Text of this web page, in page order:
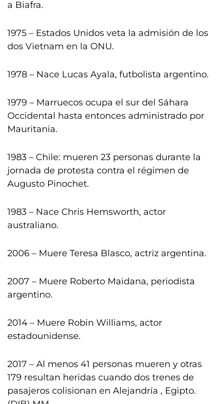
a Biafra.
1975 – Estados Unidos veta la admisión de los
dos Vietnam en la ONU.
1978 – Nace Lucas Ayala, futbolista argentino.
1979 – Marruecos ocupa el sur del Sáhara
Occidental hasta entonces administrado por
Mauritania.
1983 – Chile: mueren 23 personas durante la
jornada de protesta contra el régimen de
Augusto Pinochet.
1983 – Nace Chris Hemsworth, actor
australiano.
2006 – Muere Teresa Blasco, actriz argentina.
2007 – Muere Roberto Maidana, periodista
argentino.
2014 – Muere Robin Williams, actor
estadounidense.
2017 – Al menos 41 personas mueren y otras
179 resultan heridas cuando dos trenes de
pasajeros colisionan en Alejandría , Egipto.